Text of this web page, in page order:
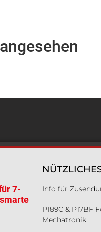
7-
smarte
Info für
P189C & P17BF
Mechatronik